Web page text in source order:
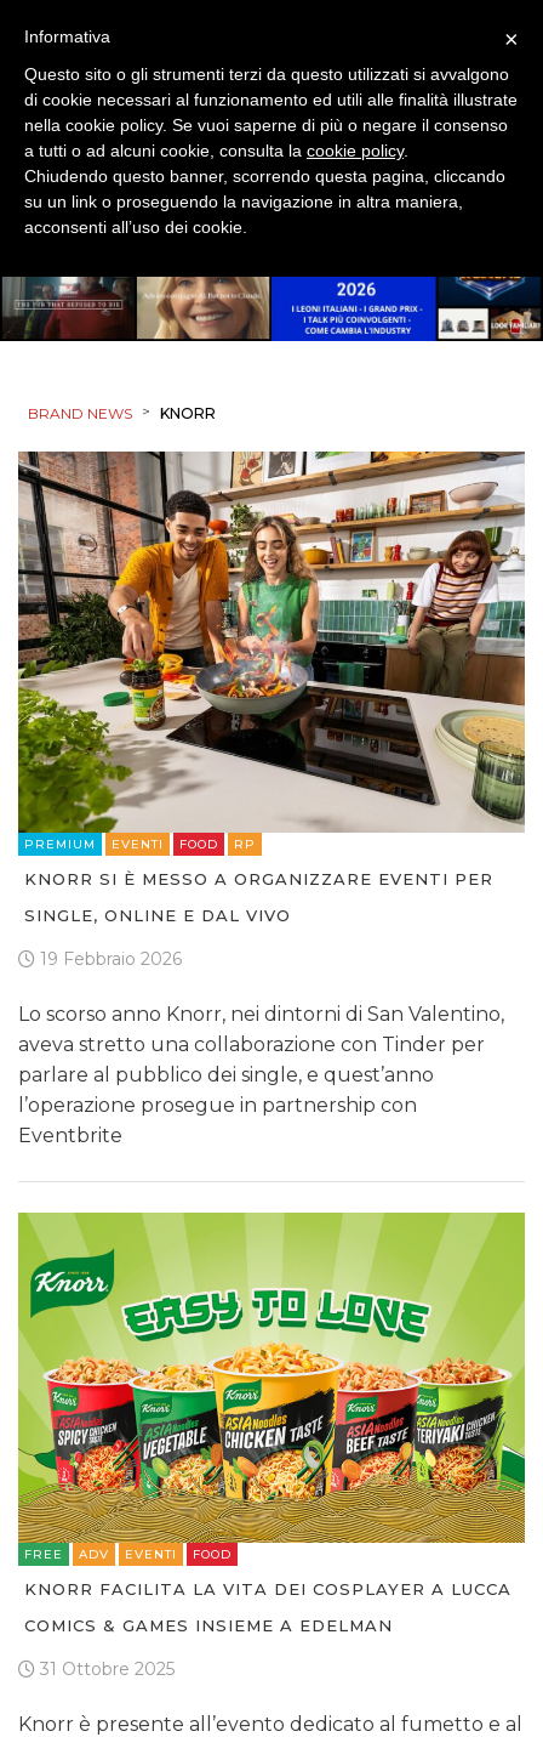
BRAND NEWS > KNORR
PREMIUM EVENTI FOOD RP
KNORR SI È MESSO A ORGANIZZARE EVENTI PER
SINGLE, ONLINE E DAL VIVO
19 Febbraio 2026
Lo scorso anno Knorr, nei dintorni di San Valentino,
aveva stretto una collaborazione con Tinder per
parlare al pubblico dei single, e quest’anno
l’operazione prosegue in partnership con
Eventbrite
FREE ADV EVENTI FOOD
KNORR FACILITA LA VITA DEI COSPLAYER A LUCCA
COMICS & GAMES INSIEME A EDELMAN
31 Ottobre 2025
Knorr è presente all’evento dedicato al fumetto e al
×
Informativa
Questo sito o gli strumenti terzi da questo utilizzati si avvalgono
di cookie necessari al funzionamento ed utili alle finalità illustrate
nella cookie policy. Se vuoi saperne di più o negare il consenso
a tutti o ad alcuni cookie, consulta la cookie policy.
Chiudendo questo banner, scorrendo questa pagina, cliccando
su un link o proseguendo la navigazione in altra maniera,
acconsenti all’uso dei cookie.